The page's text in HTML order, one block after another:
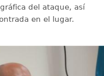
del ataque, así
en el lugar.